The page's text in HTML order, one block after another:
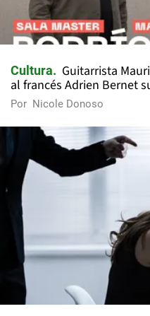
Cultura
Guitarrista
al francés Adrien Bernet
Por Nicole Donoso